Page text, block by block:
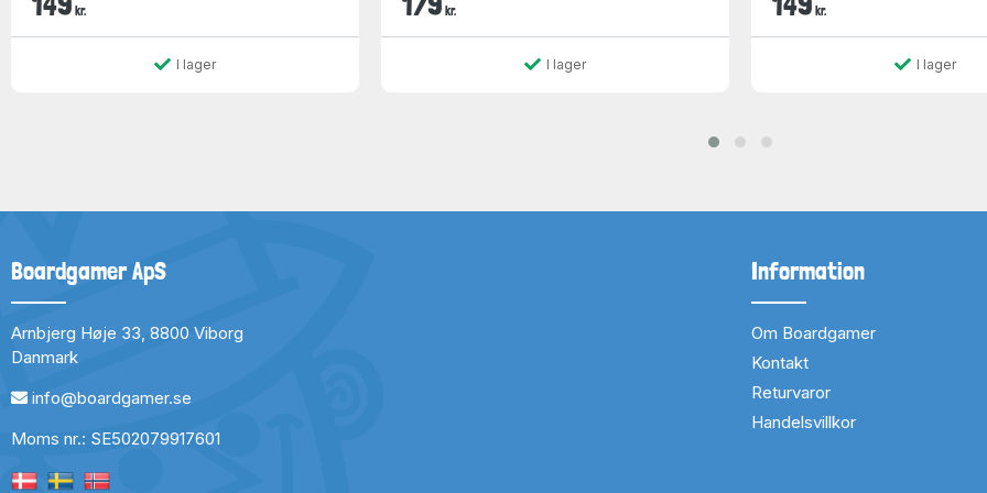
kr.
I lager
kr.
I lager
kr.
I lager
Boardgamer ApS
Arnbjerg Høje 33, 8800 Viborg
Danmark
info@boardgamer.se
Moms nr.: SE502079917601
Information
Om Boardgamer
Kontakt
Returvaror
Handelsvillkor